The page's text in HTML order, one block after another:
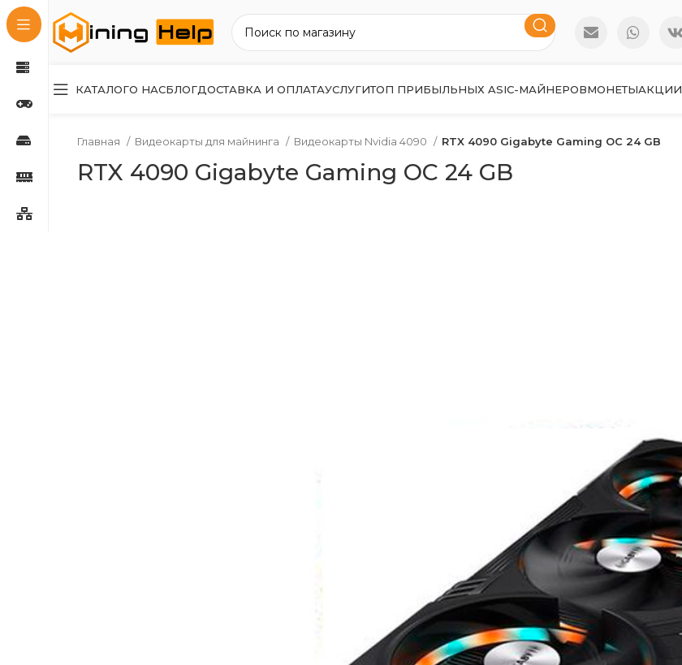
КАТАЛОГО НАСБЛОГДОСТАВКА И ОПЛАТАУСЛУГИТОП ПРИБЫЛЬНЫХ ASIC-МАЙНЕРОВМОНЕТЫАКЦИИ
Главная Видеокарты для майнинга Видеокарты Nvidia 4090 RTX 4090 Gigabyte Gaming OC 24 GB
RTX 4090 Gigabyte Gaming OC 24 GB